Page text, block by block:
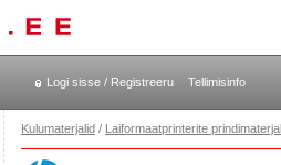
Logi sisse / Registreeru Tellimisinfo
Kulumaterjalid / Laiformaatprinterite